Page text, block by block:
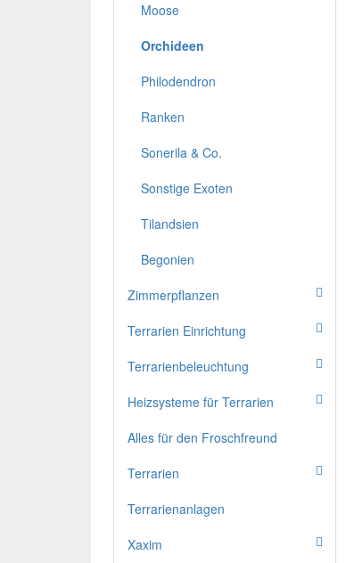
Moose
Orchideen
Philodendron
Ranken
Sonerila & Co.
Sonstige Exoten
Tilandsien
Begonien
Zimmerpflanzen
Terrarien Einrichtung
Terrarienbeleuchtung
Heizsysteme für Terrarien
Alles für den Froschfreund
Terrarien
Terrarienanlagen
Xaxim